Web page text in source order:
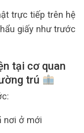
trực tiếp trên hệ
giấy như trước
tại cơ quan
trú
nơi ở mới